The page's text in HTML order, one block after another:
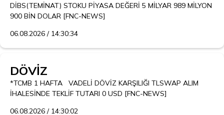
DİBS(TEMİNAT) STOKU PİYASA DEĞERİ 5 MİLYAR 989 MİLYON
900 BİN DOLAR [FNC-NEWS]
06.08.2026 / 14:30:34
DÖVİZ
*TCMB 1 HAFTA   VADELİ DÖVİZ KARŞILIĞI TLSWAP ALIM
İHALESİNDE TEKLİF TUTARI 0 USD [FNC-NEWS]
06.08.2026 / 14:30:02